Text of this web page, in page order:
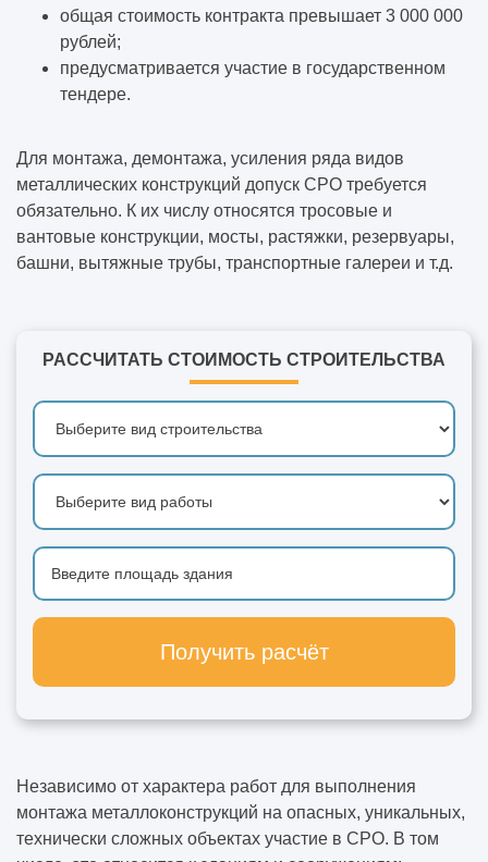
общая стоимость контракта превышает 3 000 000
рублей;
предусматривается участие в государственном
тендере.
Для монтажа, демонтажа, усиления ряда видов
металлических конструкций допуск СРО требуется
обязательно. К их числу относятся тросовые и
вантовые конструкции, мосты, растяжки, резервуары,
башни, вытяжные трубы, транспортные галереи и т.д.
РАССЧИТАТЬ СТОИМОСТЬ СТРОИТЕЛЬСТВА
Получить расчёт
Независимо от характера работ для выполнения
монтажа металлоконструкций на опасных, уникальных,
технически сложных объектах участие в СРО. В том